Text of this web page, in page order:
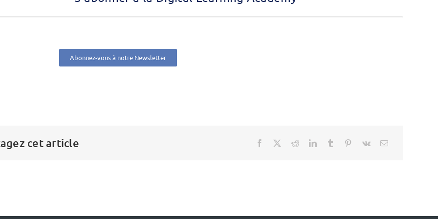
Abonnez-vous à notre Newsletter
cet article